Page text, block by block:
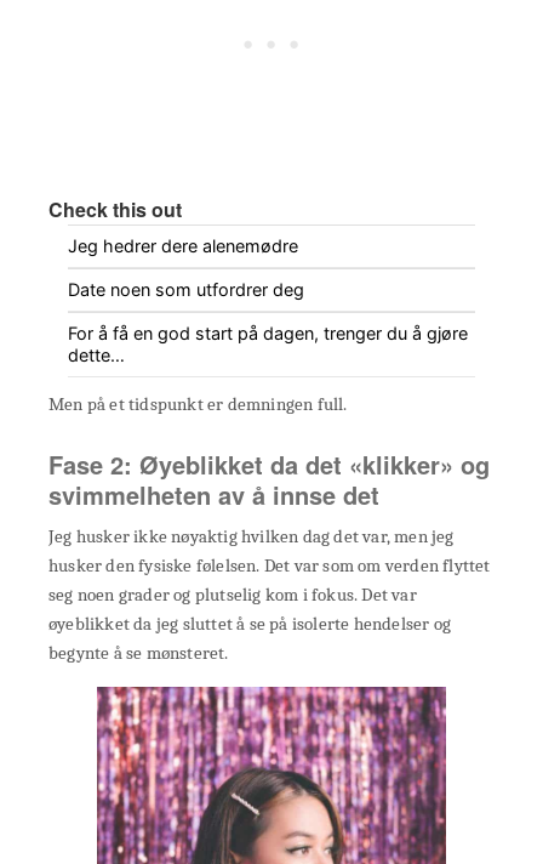
Check this out
Jeg hedrer dere alenemødre
Date noen som utfordrer deg
For å få en god start på dagen, trenger du å gjøre
dette…
Men på et tidspunkt er demningen full.
Fase 2: Øyeblikket da det «klikker» og
svimmelheten av å innse det
Jeg husker ikke nøyaktig hvilken dag det var, men jeg
husker den fysiske følelsen. Det var som om verden flyttet
seg noen grader og plutselig kom i fokus. Det var
øyeblikket da jeg sluttet å se på isolerte hendelser og
begynte å se mønsteret.